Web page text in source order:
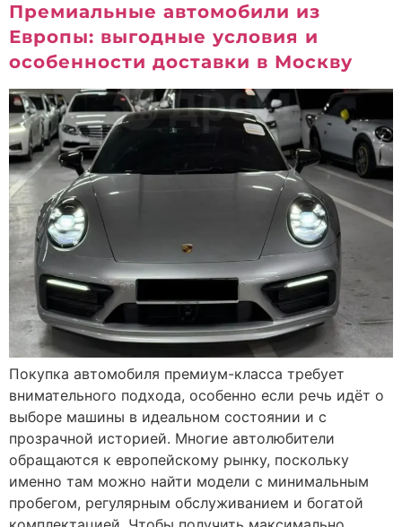
Премиальные автомобили из
Европы: выгодные условия и
особенности доставки в Москву
Покупка автомобиля премиум-класса требует
внимательного подхода, особенно если речь идёт о
выборе машины в идеальном состоянии и с
прозрачной историей. Многие автолюбители
обращаются к европейскому рынку, поскольку
именно там можно найти модели с минимальным
пробегом, регулярным обслуживанием и богатой